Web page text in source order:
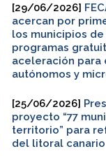
[29/06/2026]
acercan por
los municipios de
programas
aceleración para
autónomos y
[25/06/2026]
proyecto “77
territorio” para
del litoral canario